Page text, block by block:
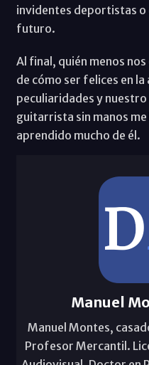
invidentes deportistas o
futuro.
Al final, quién menos
de cómo ser felices en
peculiaridades y
guitarrista sin manos
aprendido mucho de él.
Manuel
Manuel Montes,
Profesor Mercantil.